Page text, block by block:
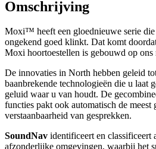
Omschrijving
Moxi™ heeft een gloednieuwe serie
ongekend goed klinkt. Dat komt
Moxi hoortoestellen is gebouwd op
De innovaties in North hebben geleid
baanbrekende technologieën die u laat
geluid waar u van houdt. De
functies pakt ook automatisch de meest
verstaanbaarheid van gesprekken.
SoundNav identificeert en classificeert
afzonderlijke omgevingen, waarbij het